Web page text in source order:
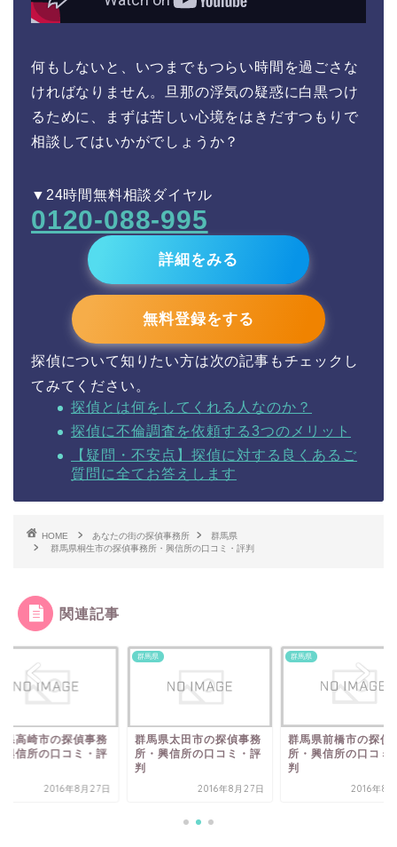
何もしないと、いつまでもつらい時間を過ごさな
ければなりません。旦那の浮気の疑惑に白黒つけ
るために、まずは苦しい心境をはきだすつもりで
相談してはいかがでしょうか？
▼24時間無料相談ダイヤル
0120-088-995
詳細をみる
無料登録をする
探偵について知りたい方は次の記事もチェックし
てみてください。
探偵とは何をしてくれる人なのか？
探偵に不倫調査を依頼する3つのメリット
【疑問・不安点】探偵に対する良くあるご
質問に全てお答えします
HOME あなたの街の探偵事務所
群馬県
群馬県桐生市の探偵事務所・興信所の口コミ・評判
関連記事
県高崎市の探偵事務
興信所の口コミ・評
2016年8月27日
群馬県
群馬県太田市の探偵事務
所・興信所の口コミ・評
判
2016年8月27日
群馬県
群馬県前橋市の探偵
所・興信所の口コミ
判
2016年8